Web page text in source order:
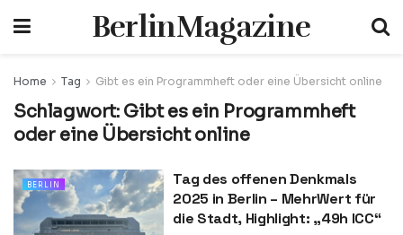
BerlinMagazine
Home Tag Gibt es ein Programmheft oder eine Übersicht online
Schlagwort: Gibt es ein Programmheft
oder eine Übersicht online
BERLIN
Tag des offenen Denkmals
2025 in Berlin – MehrWert für
die Stadt, Highlight: „49h ICC“